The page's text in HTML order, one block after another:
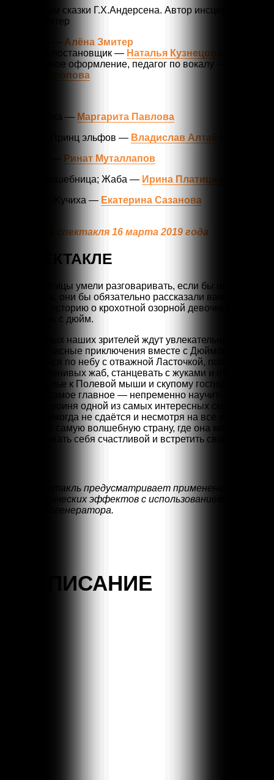
По мотивам сказки Г.Х.Андерсена. Автор инсценировки
Алёна Змитер
Режиссёр — Алёна Змитер
Художник-постановщик — Наталья Кузнецова
Музыкальное оформление, педагог по вокалу —
Юлия Антропова
Дюймовочка — Маргарита Павлова
Жабкинс; Принц эльфов — Владислав Алтайский
Ринат Муталлапов
Мышь; Волшебница; Жаба — Ирина Платицина
Ласточка; Жучиха — Екатерина Сазанова
Премьера спектакля 16 марта 2019 года
О СПЕКТАКЛЕ
Если бы птицы умели разговаривать, если бы цветы
умели петь, они бы обязательно рассказали вам
чудесную историю о крохотной озорной девочке ростом
всего лишь с дюйм.
Самых юных наших зрителей ждут увлекательные, а
порой и опасные приключения вместе с Дюймовочкой!
Прокатиться по небу с отважной Ласточкой, побывать на
болоте у ленивых жаб, станцевать с жуками и отправится
в подземелье к Полевой мыши и скупому господину
Кроту, но самое главное — непременно научиться видеть
чудеса. Героиня одной из самых интересных сказок на
планете никогда не сдаётся и несмотря на все испытания
находит ту самую волшебную страну, где она может
почувствовать себя счастливой и встретить свою любовь.
Спектакль предусматривает применение
сценических эффектов с использованием
дымогенератора.
РАСПИСАНИЕ